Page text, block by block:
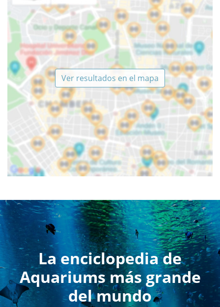
Ver resultados en el mapa
La enciclopedia de
Aquariums más grande
del mundo